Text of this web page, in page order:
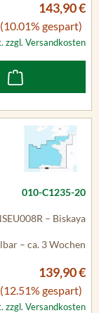
143,90 €
(10.01% gespart)
zzgl. Versandkosten
010-C1235-20
– Biskaya
– ca. 3 Wochen
139,90 €
(12.51% gespart)
zzgl. Versandkosten